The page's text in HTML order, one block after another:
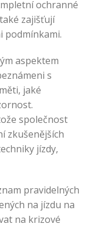
ochranné
zajišťují
podmínkami.
aspektem
s
jaké
společnost
zkušenějších
jízdy,
pravidelných
na jízdu na
na krizové